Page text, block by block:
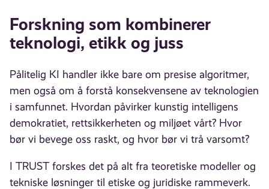
Forskning som kombinerer
teknologi, etikk og juss
Pålitelig KI handler ikke bare om presise algoritmer,
men også om å forstå konsekvensene av teknologien
i samfunnet. Hvordan påvirker kunstig intelligens
demokratiet, rettsikkerheten og miljøet vårt? Hvor
bør vi bevege oss raskt, og hvor bør vi trå varsomt?
I TRUST forskes det på alt fra teoretiske modeller og
tekniske løsninger til etiske og juridiske rammeverk.